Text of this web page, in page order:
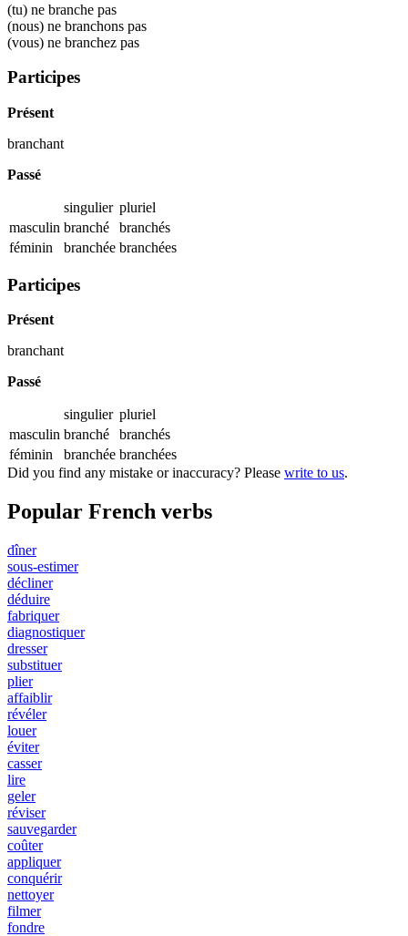
(tu) ne branche pas
(nous) ne branchons pas
(vous) ne branchez pas
Participes
Présent
branchant
Passé
singulier pluriel
masculin branché
branchés
féminin
branchée branchées
Participes
Présent
branchant
Passé
singulier pluriel
masculin branché
branchés
féminin
branchée branchées
Did you find any mistake or inaccuracy? Please write to us.
Popular French verbs
dîner
sous-estimer
décliner
déduire
fabriquer
diagnostiquer
dresser
substituer
plier
affaiblir
révéler
louer
éviter
casser
lire
geler
réviser
sauvegarder
coûter
appliquer
conquérir
nettoyer
filmer
fondre